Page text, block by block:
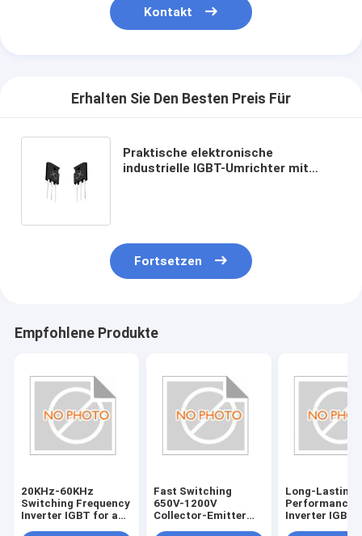
Kontakt
Erhalten Sie Den Besten Preis Für
Praktische elektronische
industrielle IGBT-Umrichter mit
Fortsetzen
Empfohlene Produkte
20KHz-60KHz
Switching Frequency
Inverter IGBT for and
Fast Switching
650V-1200V
Collector-Emitter
Long-Lasting
Performance
Inverter IGBT